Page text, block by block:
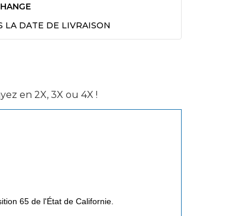
LA DATE DE LIVRAISON
en 2X, 3X ou 4X !
65 de l'État de Californie.